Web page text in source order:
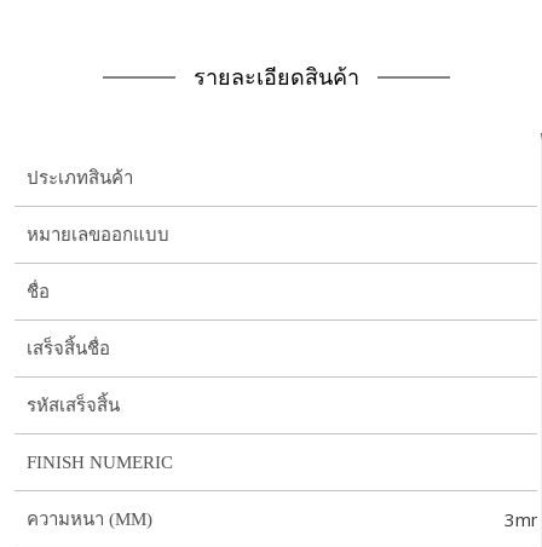
รายละเอียดสินค้า
ประเภทสินค้า
หมายเลขออกแบบ
ชื่อ
เสร็จสิ้นชื่อ
รหัสเสร็จสิ้น
FINISH NUMERIC
ความหนา (MM)